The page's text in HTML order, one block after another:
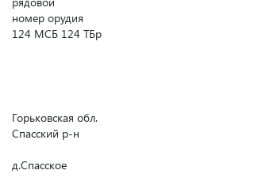
номер орудия
124 МСБ 124 ТБр
Горьковская обл.
Спасский р-н
д.Спасское